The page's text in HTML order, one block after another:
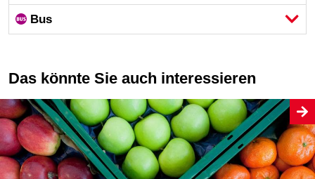
Bus
Das könnte Sie auch interessieren